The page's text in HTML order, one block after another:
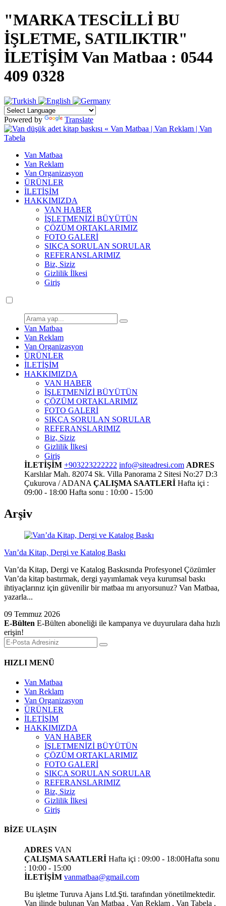
"MARKA TESCİLLİ BU
İŞLETME, SATILIKTIR"
İLETİŞİM Van Matbaa : 0544
409 0328
Powered by Translate
Van Matbaa
Van Reklam
Van Organizasyon
ÜRÜNLER
İLETİŞİM
HAKKIMIZDA
VAN HABER
İŞLETMENİZİ BÜYÜTÜN
ÇÖZÜM ORTAKLARIMIZ
FOTO GALERİ
SIKÇA SORULAN SORULAR
REFERANSLARIMIZ
Biz, Siziz
Gizlilik İlkesi
Giriş
Van Matbaa
Van Reklam
Van Organizasyon
ÜRÜNLER
İLETİŞİM
HAKKIMIZDA
VAN HABER
İŞLETMENİZİ BÜYÜTÜN
ÇÖZÜM ORTAKLARIMIZ
FOTO GALERİ
SIKÇA SORULAN SORULAR
REFERANSLARIMIZ
Biz, Siziz
Gizlilik İlkesi
Giriş
İLETİŞİM +903223222222 info@siteadresi.com ADRES
Karslılar Mah. 82074 Sk. Villa Panorama 2 Sitesi No:27 D:3
Çukurova / ADANA ÇALIŞMA SAATLERİ Hafta içi :
09:00 - 18:00 Hafta sonu : 10:00 - 15:00
Arşiv
Van’da Kitap, Dergi ve Katalog Baskı
Van’da Kitap, Dergi ve Katalog Baskısında Profesyonel Çözümler
Van’da kitap bastırmak, dergi yayımlamak veya kurumsal baskı
ihtiyaçlarınız için güvenilir bir matbaa mı arıyorsunuz? Van Matbaa,
yazarla...
09 Temmuz 2026
E-Bülten E-Bülten aboneliği ile kampanya ve duyurulara daha hızlı
erişin!
HIZLI MENÜ
Van Matbaa
Van Reklam
Van Organizasyon
ÜRÜNLER
İLETİŞİM
HAKKIMIZDA
VAN HABER
İŞLETMENİZİ BÜYÜTÜN
ÇÖZÜM ORTAKLARIMIZ
FOTO GALERİ
SIKÇA SORULAN SORULAR
REFERANSLARIMIZ
Biz, Siziz
Gizlilik İlkesi
Giriş
BİZE ULAŞIN
ADRES VAN
ÇALIŞMA SAATLERİ Hafta içi : 09:00 - 18:00Hafta sonu
: 10:00 - 15:00
İLETİŞİM vanmatbaa@gmail.com
Bu işletme Turuva Ajans Ltd.Şti. tarafından yönetilmektedir.
Van ilinde bulunan Van Matbaa , Van Reklam , Van Tabela ,